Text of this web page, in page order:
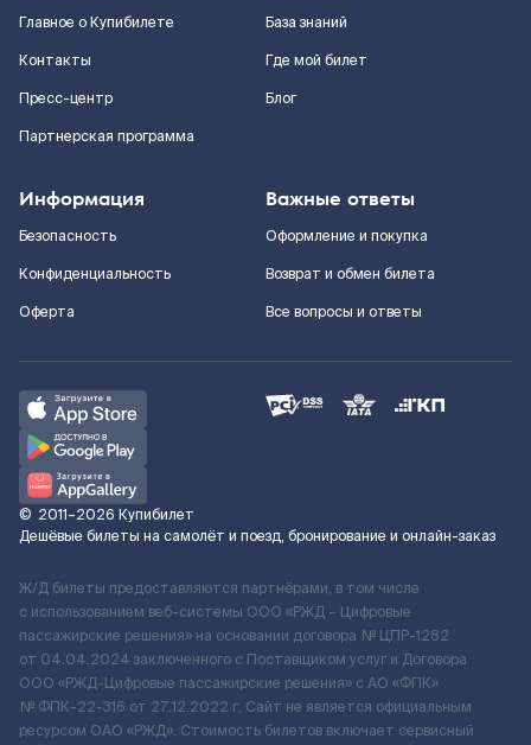
Главное о Купибилете
Контакты
Пресс-центр
Партнерская программа
База знаний
Где мой билет
Блог
Информация
Безопасность
Конфиденциальность
Оферта
Важные ответы
Оформление и покупка
Возврат и обмен билета
Все вопросы и ответы
© 2011–2026 Купибилет
Дешёвые билеты на самолёт и поезд, бронирование и онлайн-заказ
Ж/Д билеты предоставляются партнёрами, в том числе
с использованием веб-системы ООО «РЖД – Цифровые
пассажирские решения» на основании договора № ЦПР-1282
от 04.04.2024 заключенного с Поставщиком услуг и Договора
ООО «РЖД-Цифровые пассажирские решения» c АО «ФПК»
№ ФПК-22-316 от 27.12.2022 г. Сайт не является официальным
ресурсом ОАО «РЖД». Стоимость билетов включает сервисный